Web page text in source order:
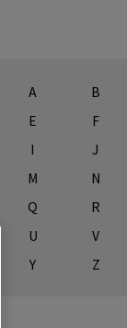
A B
E
F
I
J
M
N
Q
R
U
V
Y
Z